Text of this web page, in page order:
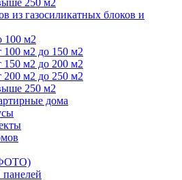
из газосиликатных блоков и
100 м2
100 м2 до 150 м2
150 м2 до 200 м2
200 м2 до 250 м2
250 м2
дома